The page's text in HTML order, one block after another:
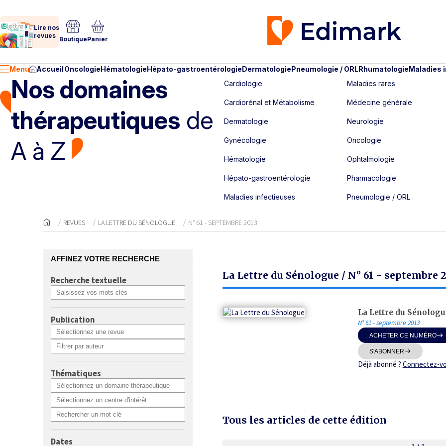
Lire nos
revues BoutiquePanier
Menu AccueilOncologieHématologieHépato-gastroentérologieDermatologiePneumologie / ORLRhumatologieMaladies
Nos domaines
thérapeutiques de
A à Z
Cardiologie
Cardiorénal et Métabolisme
Dermatologie
Gynécologie
Hématologie
Hépato-gastroentérologie
Maladies infectieuses
Maladies rares
Médecine générale
Neurologie
Oncologie
Ophtalmologie
Pharmacologie
Pneumologie / ORL
REVUES LA LETTRE DU SÉNOLOGUE N° 61 - SEPTEMBRE 2013
AFFINEZ VOTRE RECHERCHE
Recherche textuelle
Publication
Thématiques
Dates
La Lettre du Sénologue / N° 61 - septembre
La Lettre du
N° 61 - septembre 2013
ACHETER CE NUMÉRO
S'ABONNER
Déjà abonné ? Connectez-
Tous les articles de cette édition